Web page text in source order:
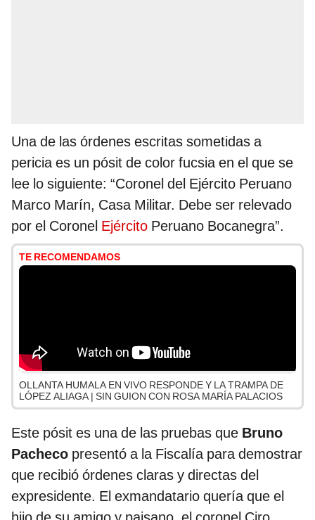
Una de las órdenes escritas sometidas a
pericia es un pósit de color fucsia en el que se
lee lo siguiente: “Coronel del Ejército Peruano
Marco Marín, Casa Militar. Debe ser relevado
por el Coronel Ejército Peruano Bocanegra”.
TE RECOMENDAMOS
OLLANTA HUMALA EN VIVO RESPONDE Y LA TRAMPA DE
LÓPEZ ALIAGA | SIN GUION CON ROSA MARÍA PALACIOS
Este pósit es una de las pruebas que Bruno
Pacheco presentó a la Fiscalía para demostrar
que recibió órdenes claras y directas del
expresidente. El exmandatario quería que el